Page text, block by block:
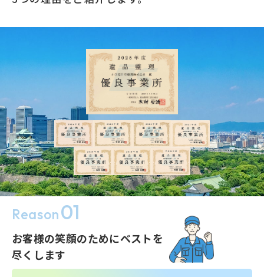
Reason01
お客様の笑顔のためにベストを
尽くします